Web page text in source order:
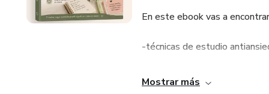
En este ebook vas a
-técnicas de estudio
-organización realista
Mostrar más